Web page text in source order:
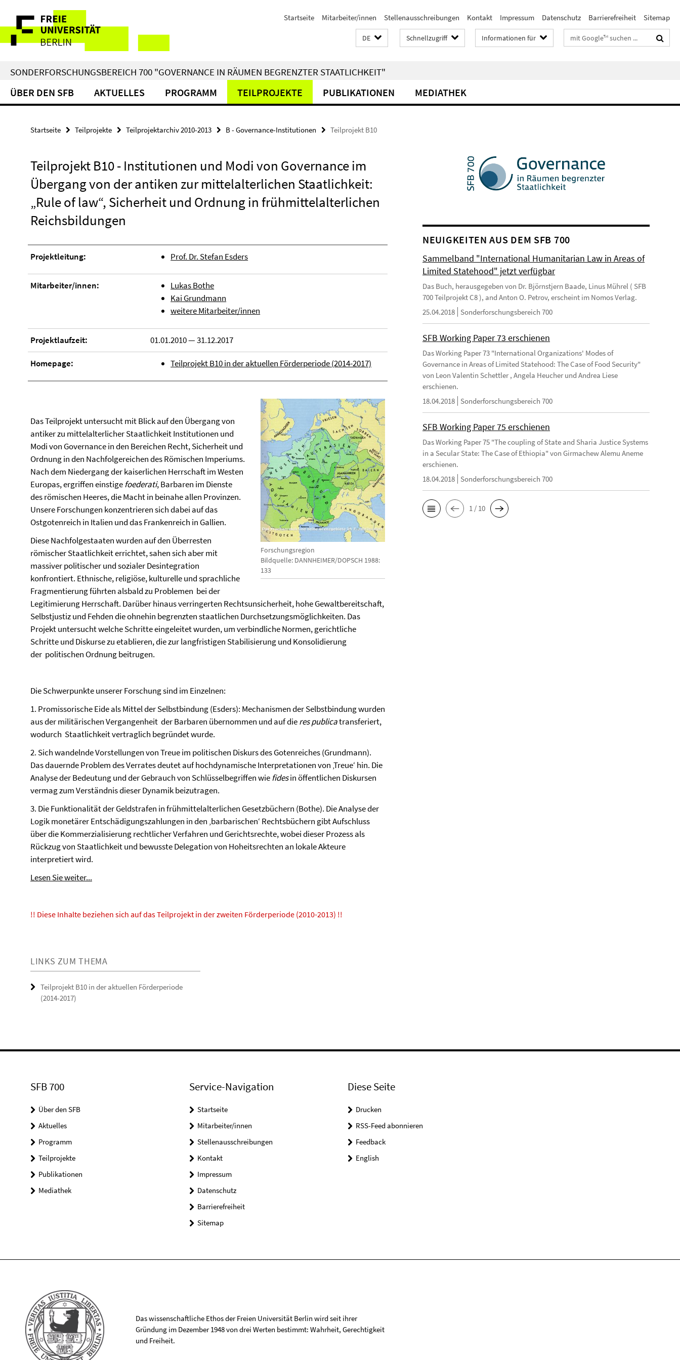
direkt
Inhalt
Service-
Navigation
Startseite Mitarbeiter/innen Stellenausschreibungen Kontakt Impressum Datenschutz Barrierefreiheit Sitemap
DE Schnellzugriff Informationen für Suchbegriffe
SONDERFORSCHUNGSBEREICH 700 "GOVERNANCE IN RÄUMEN BEGRENZTER STAATLICHKEIT"
ÜBER DEN SFB AKTUELLES PROGRAMM TEILPROJEKTE PUBLIKATIONEN MEDIATHEK
Startseite Teilprojekte Teilprojektarchiv 2010-2013 B - Governance-Institutionen Teilprojekt B10
Teilprojekt B10 - Institutionen und Modi von Governance im
Übergang von der antiken zur mittelalterlichen Staatlichkeit:
„Rule of law“, Sicherheit und Ordnung in frühmittelalterlichen
Reichsbildungen
Projektleitung: Prof. Dr. Stefan Esders
Mitarbeiter/innen:
Lukas Bothe
Kai Grundmann
weitere Mitarbeiter/innen
Projektlaufzeit: 01.01.2010 — 31.12.2017
Homepage: Teilprojekt B10 in der aktuellen Förderperiode (2014-2017)
Forschungsregion
Bildquelle: DANNHEIMER/DOPSCH 1988:
133
Das Teilprojekt untersucht mit Blick auf den Übergang von
antiker zu mittelalterlicher Staatlichkeit Institutionen und
Modi von Governance in den Bereichen Recht, Sicherheit und
Ordnung in den Nachfolgereichen des Römischen Imperiums.
Nach dem Niedergang der kaiserlichen Herrschaft im Westen
Europas, ergriffen einstigefoederati, Barbaren im Dienste
des römischen Heeres, die Macht in beinahe allen Provinzen.
Unsere Forschungen konzentrieren sich dabei auf das
Ostgotenreich in Italien und das Frankenreich in Gallien.
Diese Nachfolgestaaten wurden auf den Überresten
römischer Staatlichkeit errichtet, sahen sich aber mit
massiver politischer und sozialer Desintegration
konfrontiert. Ethnische, religiöse, kulturelle und sprachliche
Fragmentierung führten alsbald zu Problemen bei der
Legitimierung Herrschaft. Darüber hinaus verringerten Rechtsunsicherheit, hohe Gewaltbereitschaft,
Selbstjustiz und Fehden die ohnehin begrenzten staatlichen Durchsetzungsmöglichkeiten. Das
Projekt untersucht welche Schritte eingeleitet wurden, um verbindliche Normen, gerichtliche
Schritte und Diskurse zu etablieren, die zur langfristigen Stabilisierung und Konsolidierung
der politischen Ordnung beitrugen.
Die Schwerpunkte unserer Forschung sind im Einzelnen:
1. Promissorische Eide als Mittel der Selbstbindung (Esders): Mechanismen der Selbstbindung wurden
aus der militärischen Vergangenheit der Barbaren übernommen und auf dieres publicatransferiert,
wodurch Staatlichkeit vertraglich begründet wurde.
2. Sich wandelnde Vorstellungen von Treue im politischen Diskurs des Gotenreiches (Grundmann).
Das dauernde Problem des Verrates deutet auf hochdynamische Interpretationen von ‚Treue‘ hin. Die
Analyse der Bedeutung und der Gebrauch von Schlüsselbegriffen wiefidesin öffentlichen Diskursen
vermag zum Verständnis dieser Dynamik beizutragen.
3. Die Funktionalität der Geldstrafen in frühmittelalterlichen Gesetzbüchern (Bothe). Die Analyse der
Logik monetärer Entschädigungszahlungen in den ‚barbarischen‘ Rechtsbüchern gibt Aufschluss
über die Kommerzialisierung rechtlicher Verfahren und Gerichtsrechte, wobei dieser Prozess als
Rückzug von Staatlichkeit und bewusste Delegation von Hoheitsrechten an lokale Akteure
interpretiert wird.
Lesen Sie weiter...
!! Diese Inhalte beziehen sich auf das Teilprojekt in der zweiten Förderperiode (2010-2013) !!
LINKS ZUM THEMA
Teilprojekt B10 in der aktuellen Förderperiode
(2014-2017)
NEUIGKEITEN AUS DEM SFB 700
Sammelband "International Humanitarian Law in Areas of
Limited Statehood" jetzt verfügbar
Das Buch, herausgegeben von Dr. Björnstjern Baade, Linus Mührel ( SFB
700 Teilprojekt C8 ), and Anton O. Petrov, erscheint im Nomos Verlag.
25.04.2018
Sonderforschungsbereich 700
SFB Working Paper 73 erschienen
Das Working Paper 73 "International Organizations' Modes of
Governance in Areas of Limited Statehood: The Case of Food Security"
von Leon Valentin Schettler , Angela Heucher und Andrea Liese
erschienen.
18.04.2018
Sonderforschungsbereich 700
SFB Working Paper 75 erschienen
Das Working Paper 75 "The coupling of State and Sharia Justice Systems
in a Secular State: The Case of Ethiopia" von Girmachew Alemu Aneme
erschienen.
18.04.2018
Sonderforschungsbereich 700
1 / 10
SFB 700
Über den SFB
Aktuelles
Programm
Teilprojekte
Publikationen
Mediathek
Service-Navigation
Startseite
Mitarbeiter/innen
Stellenausschreibungen
Kontakt
Impressum
Datenschutz
Barrierefreiheit
Sitemap
Diese Seite
Drucken
RSS-Feed abonnieren
Feedback
English
Das wissenschaftliche Ethos der Freien Universität Berlin wird seit ihrer
Gründung im Dezember 1948 von drei Werten bestimmt: Wahrheit, Gerechtigkeit
und Freiheit.